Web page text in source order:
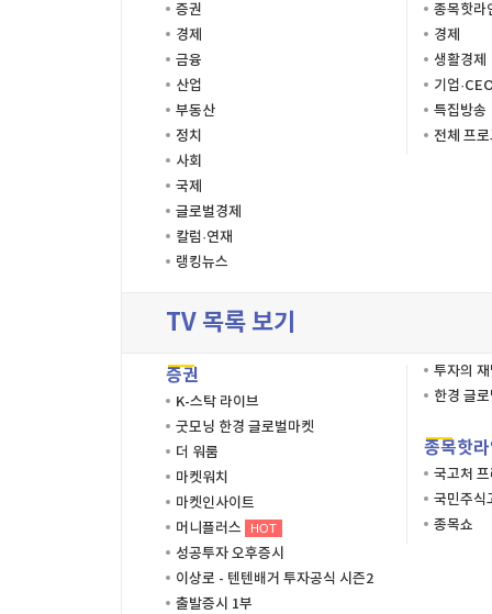
증권
경제
금융
산업
부동산
정치
사회
국제
글로벌경제
칼럼·연재
랭킹뉴스
종목핫라
경제
생활경제
기업
특집방송
전체 프
TV 목록 보기
증권
K-스탁 라이브
굿모닝 한경 글로벌마켓
더 워룸
마켓워치
마켓인사이트
머니플러스
HOT
성공투자 오후증시
이상로 - 텐텐배거 투자공식 시즌2
출발증시 1부
투자의
한경 글
종목핫
국고처
국민주식
종목쇼